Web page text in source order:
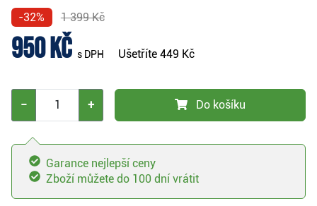
-32% 1 399 Kč
950 Kč s DPH Ušetříte 449 Kč
− + Do košíku
Garance nejlepší ceny
Zboží můžete do 100 dní vrátit